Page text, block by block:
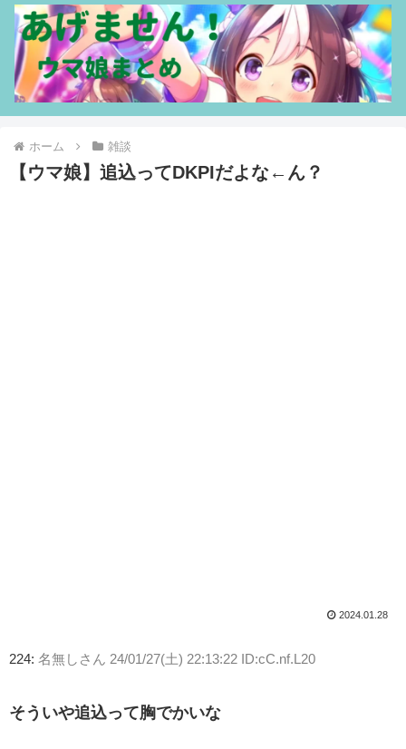
ホーム 雑談
【ウマ娘】追込ってDKPIだよな←ん？
2024.01.28
224: 名無しさん 24/01/27(土) 22:13:22 ID:cC.nf.L20
そういや追込って胸でかいな